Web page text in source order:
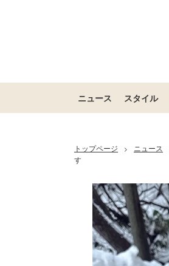
ニュース スタイル
トップページ > ニュース
す